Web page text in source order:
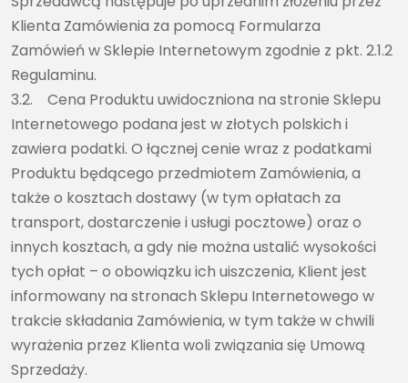
Klienta Zamówienia za pomocą Formularza
Zamówień w Sklepie Internetowym zgodnie z pkt. 2.1.2
Regulaminu.
3.2. Cena Produktu uwidoczniona na stronie Sklepu
Internetowego podana jest w złotych polskich i
zawiera podatki. O łącznej cenie wraz z podatkami
Produktu będącego przedmiotem Zamówienia, a
także o kosztach dostawy (w tym opłatach za
transport, dostarczenie i usługi pocztowe) oraz o
innych kosztach, a gdy nie można ustalić wysokości
tych opłat – o obowiązku ich uiszczenia, Klient jest
informowany na stronach Sklepu Internetowego w
trakcie składania Zamówienia, w tym także w chwili
wyrażenia przez Klienta woli związania się Umową
Sprzedaży.